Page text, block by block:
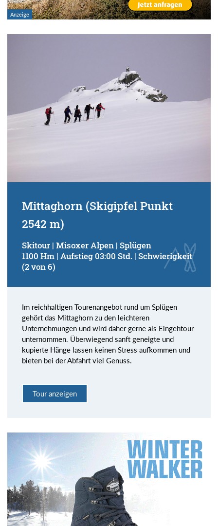
Art der Tour:
Suchbegriff:
Mittaghorn (Skigipfel Punkt
2542 m)
Skitour | Misoxer Alpen | Splügen
1100 Hm | Aufstieg 03:00 Std. | Schwierigkeit
(2 von 6)
Im reichhaltigen Tourenangebot rund um Splügen
gehört das Mittaghorn zu den leichteren
Unternehmungen und wird daher gerne als Eingehtour
unternommen. Überwiegend sanft geneigte und
kupierte Hänge lassen keinen Stress aufkommen und
bieten bei der Abfahrt viel Genuss.
Tour anzeigen